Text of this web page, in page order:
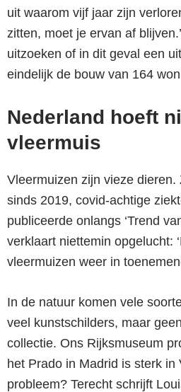
uit waarom vijf jaar zijn
zitten, moet je ervan af
uitzoeken of in dit geval een
eindelijk de bouw van 164
Nederland hoeft
vleermuis
Vleermuizen zijn vieze
sinds 2019, covid-achtige
publiceerde onlangs ‘Trend
verklaart niettemin opgelucht:
vleermuizen weer in
In de natuur komen vele
veel kunstschilders, maar
collectie. Ons Rijksmuseum
het Prado in Madrid is sterk
probleem? Terecht schrijft